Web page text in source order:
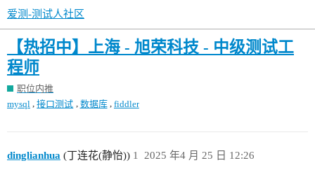
爱测-测试人社区
【热招中】上海 - 旭荣科技 - 中级测试工
程师
职位内推
mysql ,接口测试 , 数据库 , fiddler
dinglianhua (丁连花(静怡)) 2025 年4 月 25 日 12:26
1